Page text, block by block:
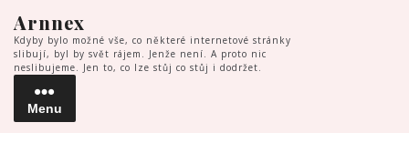
to
content
Arnnex
Kdyby bylo možné vše, co některé internetové stránky
slibují, byl by svět rájem. Jenže není. A proto nic
neslibujeme. Jen to, co lze stůj co stůj i dodržet.
Menu
Menu